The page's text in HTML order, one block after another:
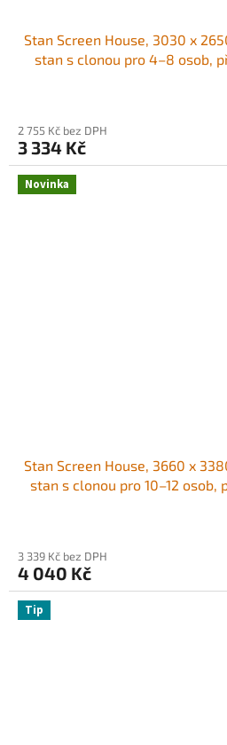
Stan Screen House, 3030 x
stan s clonou pro 4–8 osob,
země, pro zahradu, terasu,
2 755 Kč bez DPH
3 334 Kč
Novinka
Stan Screen House, 3660 x
stan s clonou pro 10–12 osob,
země, pro zahradu, terasu,
3 339 Kč bez DPH
4 040 Kč
Tip